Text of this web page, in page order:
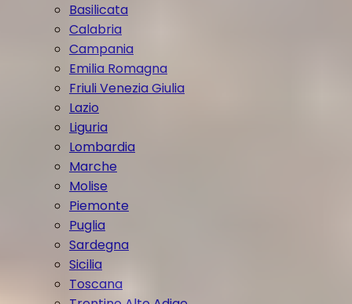
Basilicata
Calabria
Campania
Emilia Romagna
Friuli Venezia Giulia
Lazio
Liguria
Lombardia
Marche
Molise
Piemonte
Puglia
Sardegna
Sicilia
Toscana